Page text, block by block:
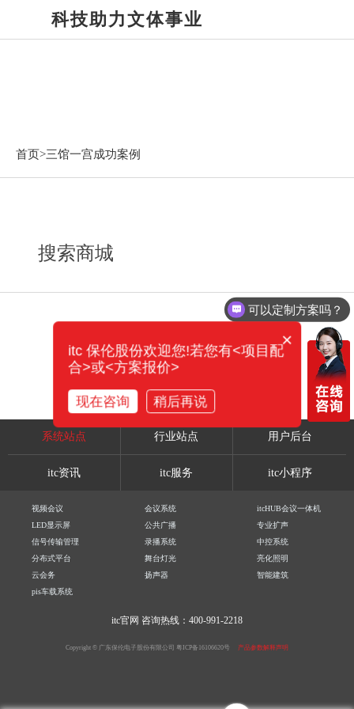
科技助力文体事业
首页>三馆一宫成功案例
搜索商城
系统站点 行业站点 用户后台
itc资讯 itc服务 itc小程序
视频会议 会议系统
itcHUB会议一体机
LED显示屏
公共广播
专业扩声
信号传输管理
录播系统
中控系统
分布式平台
舞台灯光
亮化照明
云会务
扬声器
智能建筑
pis车载系统
itc官网 咨询热线：400-991-2218
Copyright © 广东保伦电子股份有限公司 粤ICP备16106620号 产品参数解释声明
可以定制方案吗？
×
itc 保伦股份欢迎您!若您有<项目配
合>或<方案报价>
现在咨询 稍后再说